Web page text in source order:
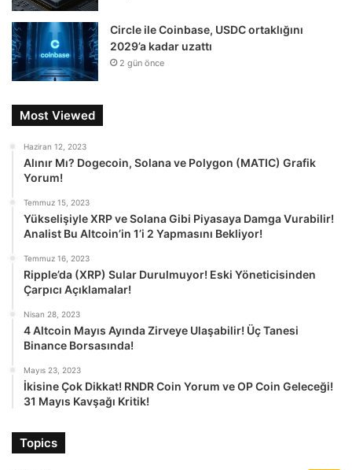
Circle ile Coinbase, USDC ortaklığını
2029’a kadar uzattı
2 gün önce
Most Viewed
Haziran 12, 2023
Alınır Mı? Dogecoin, Solana ve Polygon (MATIC) Grafik
Yorum!
Temmuz 15, 2023
Yükselişiyle XRP ve Solana Gibi Piyasaya Damga Vurabilir!
Analist Bu Altcoin’in 1’i 2 Yapmasını Bekliyor!
Temmuz 16, 2023
Ripple’da (XRP) Sular Durulmuyor! Eski Yöneticisinden
Çarpıcı Açıklamalar!
Nisan 28, 2023
4 Altcoin Mayıs Ayında Zirveye Ulaşabilir! Üç Tanesi
Binance Borsasında!
Mayıs 23, 2023
İkisine Çok Dikkat! RNDR Coin Yorum ve OP Coin Geleceği!
31 Mayıs Kavşağı Kritik!
Topics